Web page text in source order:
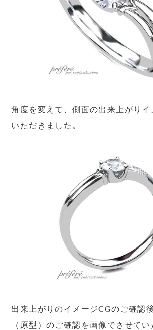
角度を変えて、側面の出来上がり
いただきました。
出来上がりのイメージCGのご確認
（原型）のご確認を画像でさせてい